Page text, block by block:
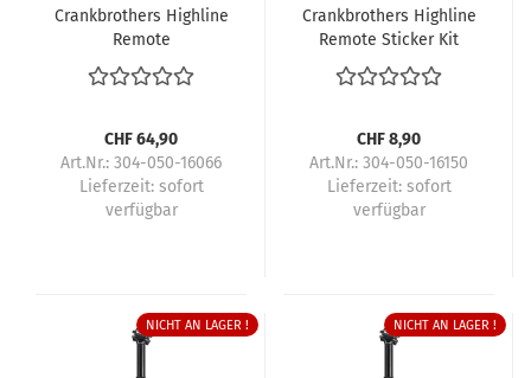
Crankbrothers Highline
Remote
CHF 64,90
Art.Nr.: 304-050-16066
Lieferzeit: sofort
verfügbar
Crankbrothers Highline
Remote Sticker Kit
CHF 8,90
Art.Nr.: 304-050-16150
Lieferzeit: sofort
verfügbar
NICHT AN LAGER ! NICHT AN LAGER !